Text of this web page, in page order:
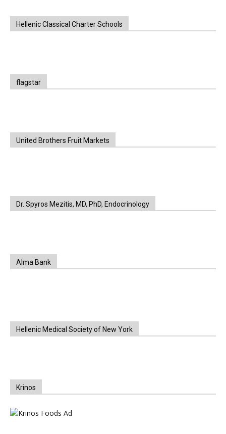
Hellenic Classical Charter Schools
flagstar
United Brothers Fruit Markets
Dr. Spyros Mezitis, MD, PhD, Endocrinology
Alma Bank
Hellenic Medical Society of New York
Krinos